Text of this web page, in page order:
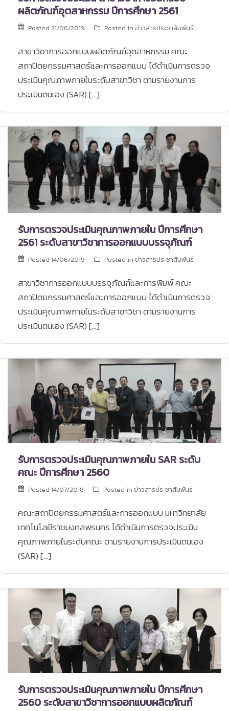
ผลิตภัณฑ์อุตสาหกรรม ปีการศึกษา 2561
Posted 21/06/2019 Posted in ข่าวสารประชาสัมพันธ์
สาขาวิชาการออกแบบผลิตภัณฑ์อุตสาหกรรม คณะ
สถาปัตยกรรมศาสตร์และการออกแบบ ได้ดำเนินการตรวจ
ประเมินคุณภาพภายในระดับสาขาวิชา ตามรายงานการ
ประเมินตนเอง (SAR) […]
รับการตรวจประเมินคุณภาพภายใน ปีการศึกษา
2561 ระดับสาขาวิชาการออกแบบบรรจุภัณฑ์
Posted 14/06/2019 Posted in ข่าวสารประชาสัมพันธ์
สาขาวิชาการออกแบบบรรจุภัณฑ์และการพิมพ์ คณะ
สถาปัตยกรรมศาสตร์และการออกแบบ ได้ดำเนินการตรวจ
ประเมินคุณภาพภายในระดับสาขาวิชา ตามรายงานการ
ประเมินตนเอง (SAR) […]
รับการตรวจประเมินคุณภาพภายใน SAR ระดับ
คณะ ปีการศึกษา 2560
Posted 14/07/2018 Posted in ข่าวสารประชาสัมพันธ์
คณะสถาปัตยกรรมศาสตร์และการออกแบบ มหาวิทยาลัย
เทคโนโลยีราชมงคลพรนคร ได้ดำเนินการตรวจประเมิน
คุณภาพภายในระดับคณะ ตามรายงานการประเมินตนเอง
(SAR) […]
รับการตรวจประเมินคุณภาพภายใน ปีการศึกษา
2560 ระดับสาขาวิชาการออกแบบผลิตภัณฑ์